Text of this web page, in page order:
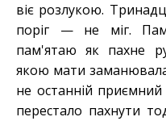
віє розлукою.
поріг — не міг.
пам'ятаю як пахне
якою мати
не останній
перестало пахнути